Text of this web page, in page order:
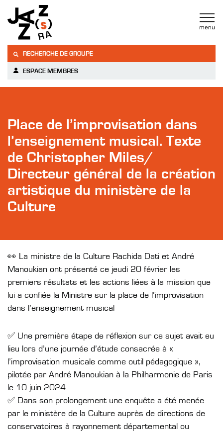
RECHERCHE DE GROUPE
ESPACE MEMBRES
Place de l’improvisation dans
l’enseignement musical. Texte
de Christopher Miles/
Directeur général de la création
artistique du ministère de la
Culture
👀 La ministre de la Culture Rachida Dati et André
Manoukian ont présenté ce jeudi 20 février les
premiers résultats et les actions liées à la mission que
lui a confiée la Ministre sur la place de l’improvisation
dans l’enseignement musical
✅ Une première étape de réflexion sur ce sujet avait eu
lieu lors d’une journée d’étude consacrée à «
l’improvisation musicale comme outil pédagogique »,
pilotée par André Manoukian à la Philharmonie de Paris
le 10 juin 2024
✅ Dans son prolongement une enquête a été menée
par le ministère de la Culture auprès de directions de
conservatoires à rayonnement départemental ou